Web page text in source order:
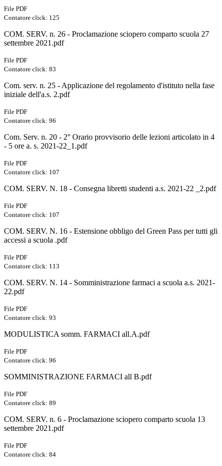
File PDF
Contatore click: 125
COM. SERV. n. 26 - Proclamazione sciopero comparto scuola 27
settembre 2021.pdf
File PDF
Contatore click: 83
Com. serv. n. 25 - Applicazione del regolamento d'istituto nella fase
iniziale dell'a.s. 2.pdf
File PDF
Contatore click: 96
Com. Serv. n. 20 - 2° Orario provvisorio delle lezioni articolato in 4
- 5 ore a. s. 2021-22_1.pdf
File PDF
Contatore click: 107
COM. SERV. N. 18 - Consegna libretti studenti a.s. 2021-22 _2.pdf
File PDF
Contatore click: 107
COM. SERV. N. 16 - Estensione obbligo del Green Pass per tutti gli
accessi a scuola .pdf
File PDF
Contatore click: 113
COM. SERV. N. 14 - Somministrazione farmaci a scuola a.s. 2021-
22.pdf
File PDF
Contatore click: 93
MODULISTICA somm. FARMACI all.A.pdf
File PDF
Contatore click: 96
SOMMINISTRAZIONE FARMACI all B.pdf
File PDF
Contatore click: 89
COM. SERV. n. 6 - Proclamazione sciopero comparto scuola 13
settembre 2021.pdf
File PDF
Contatore click: 84